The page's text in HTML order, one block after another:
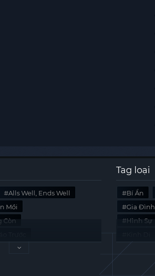
Alls Well, Ends Well
Mồi
Còn
Last Summer
Tag loại
Bí Ẩn
Gia Đình
Hình Sự
Tài Liệu